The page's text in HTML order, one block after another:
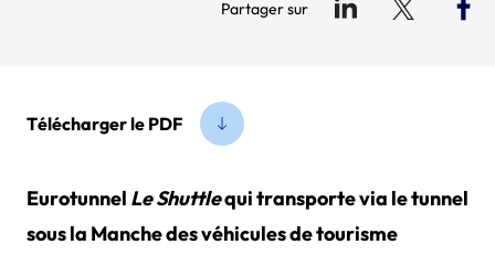
Partager sur
Télécharger le PDF
Eurotunnel Le Shuttlequi transporte via le tunnel
sous la Manche des véhicules de tourisme